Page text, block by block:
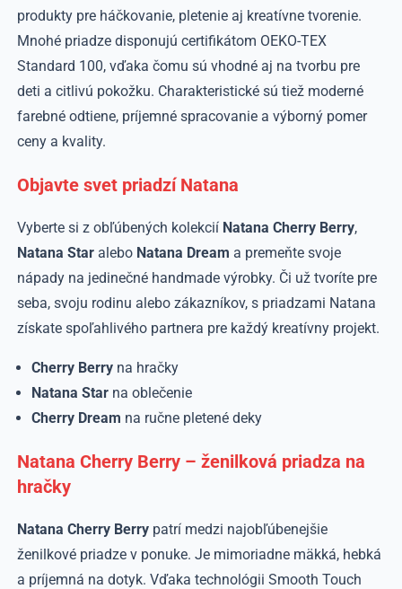
produkty pre háčkovanie, pletenie aj kreatívne tvorenie.
Mnohé priadze disponujú certifikátom OEKO-TEX
Standard 100, vďaka čomu sú vhodné aj na tvorbu pre
deti a citlivú pokožku. Charakteristické sú tiež moderné
farebné odtiene, príjemné spracovanie a výborný pomer
ceny a kvality.
Objavte svet priadzí Natana
Vyberte si z obľúbených kolekcií Natana Cherry Berry,
Natana Star alebo Natana Dream a premeňte svoje
nápady na jedinečné handmade výrobky. Či už tvoríte pre
seba, svoju rodinu alebo zákazníkov, s priadzami Natana
získate spoľahlivého partnera pre každý kreatívny projekt.
Cherry Berry na hračky
Natana Star na oblečenie
Cherry Dream na ručne pletené deky
Natana Cherry Berry – ženilková priadza na
hračky
Natana Cherry Berry patrí medzi najobľúbenejšie
ženilkové priadze v ponuke. Je mimoriadne mäkká, hebká
a príjemná na dotyk. Vďaka technológii Smooth Touch